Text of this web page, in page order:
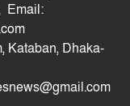
নেতা বললেন,
জুলাই
পেট্রোল ঢেলে
Email:
Kataban, Dhaka-